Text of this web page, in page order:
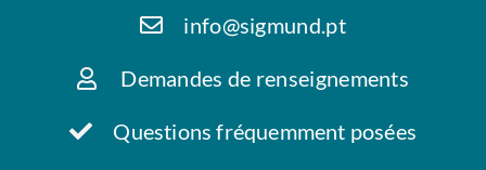
info@sigmund.pt
Demandes de renseignements
Questions fréquemment posées